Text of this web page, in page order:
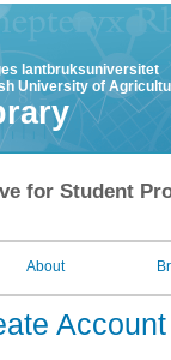
lantbruksuniversitet
University of
for Student
About
Account